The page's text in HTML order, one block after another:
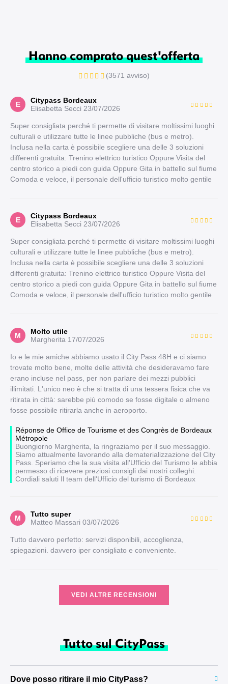
Hanno comprato quest'offerta
(3571 avviso)
E
Citypass Bordeaux
Elisabetta Secci 23/07/2026
Super consigliata perché ti permette di visitare moltissimi luoghi
culturali e utilizzare tutte le linee pubbliche (bus e metro).
Inclusa nella carta è possibile scegliere una delle 3 soluzioni
differenti gratuita: Trenino elettrico turistico Oppure Visita del
centro storico a piedi con guida Oppure Gita in battello sul fiume
Comoda e veloce, il personale dell'ufficio turistico molto gentile
E
Citypass Bordeaux
Elisabetta Secci 23/07/2026
Super consigliata perché ti permette di visitare moltissimi luoghi
culturali e utilizzare tutte le linee pubbliche (bus e metro).
Inclusa nella carta è possibile scegliere una delle 3 soluzioni
differenti gratuita: Trenino elettrico turistico Oppure Visita del
centro storico a piedi con guida Oppure Gita in battello sul fiume
Comoda e veloce, il personale dell'ufficio turistico molto gentile
M
Molto utile
Margherita 17/07/2026
Io e le mie amiche abbiamo usato il City Pass 48H e ci siamo
trovate molto bene, molte delle attività che desideravamo fare
erano incluse nel pass, per non parlare dei mezzi pubblici
illimitati. L'unico neo è che si tratta di una tessera fisica che va
ritirata in città: sarebbe più comodo se fosse digitale o almeno
fosse possibile ritirarla anche in aeroporto.
Réponse de Office de Tourisme et des Congrès de Bordeaux
Métropole
Buongiorno Margherita, la ringraziamo per il suo messaggio.
Siamo attualmente lavorando alla dematerializzazione del City
Pass. Speriamo che la sua visita all'Ufficio del Turismo le abbia
permesso di ricevere preziosi consigli dai nostri colleghi.
Cordiali saluti Il team dell'Ufficio del turismo di Bordeaux
M
Tutto super
Matteo Massari 03/07/2026
Tutto davvero perfetto: servizi disponibili, accoglienza,
spiegazioni. davvero iper consigliato e conveniente.
VEDI ALTRE RECENSIONI
Tutto sul CityPass
Dove posso ritirare il mio CityPass?